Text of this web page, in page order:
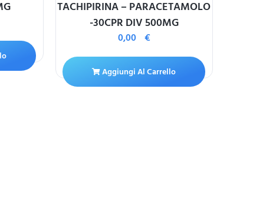
TACHIPIRINA – PARACETAMOLO
-30CPR DIV 500MG
0,00 €
Aggiungi Al Carrello